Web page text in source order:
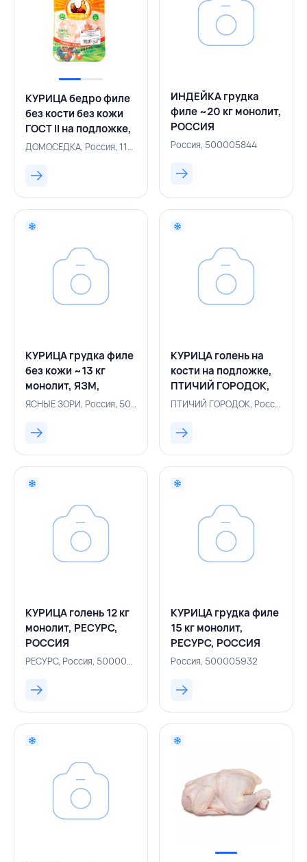
КУРИЦА бедро филе
без кости без кожи
ГОСТ II на подложке,
ДОМОСЕДКА,
ДОМОСЕДКА, Россия, 111200621
ИНДЕЙКА грудка
филе ~20 кг монолит,
РОССИЯ
Россия, 500005844
КУРИЦА грудка филе
без кожи ~13 кг
монолит, ЯЗМ,
РОССИЯ
ЯСНЫЕ ЗОРИ, Россия, 500005917
КУРИЦА голень на
кости на подложке,
ПТИЧИЙ ГОРОДОК,
РОССИЯ
ПТИЧИЙ ГОРОДОК, Россия, 500005342
КУРИЦА голень 12 кг
монолит, РЕСУРС,
РОССИЯ
РЕСУРС, Россия, 500005228
КУРИЦА грудка филе
15 кг монолит,
РЕСУРС, РОССИЯ
Россия, 500005932